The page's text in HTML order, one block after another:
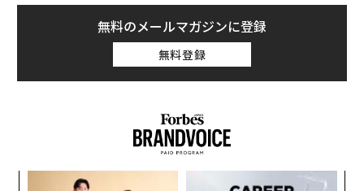
無料のメールマガジンに登録
無料登録